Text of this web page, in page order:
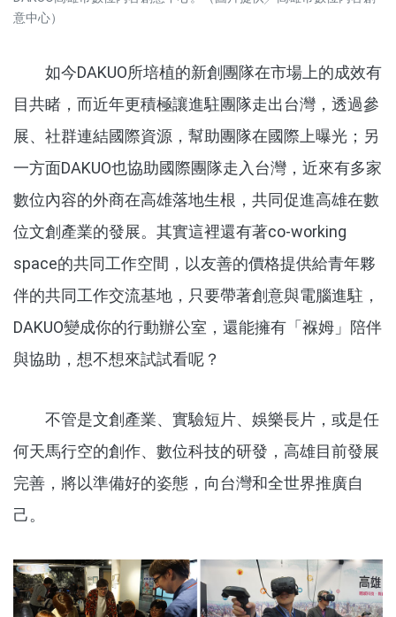
意中心）
如今DAKUO所培植的新創團隊在市場上的成效有
目共睹，而近年更積極讓進駐團隊走出台灣，透過參
展、社群連結國際資源，幫助團隊在國際上曝光；另
一方面DAKUO也協助國際團隊走入台灣，近來有多家
數位內容的外商在高雄落地生根，共同促進高雄在數
位文創產業的發展。其實這裡還有著co-working
space的共同工作空間，以友善的價格提供給青年夥
伴的共同工作交流基地，只要帶著創意與電腦進駐，
DAKUO變成你的行動辦公室，還能擁有「褓姆」陪伴
與協助，想不想來試試看呢？
不管是文創產業、實驗短片、娛樂長片，或是任
何天馬行空的創作、數位科技的研發，高雄目前發展
完善，將以準備好的姿態，向台灣和全世界推廣自
己。